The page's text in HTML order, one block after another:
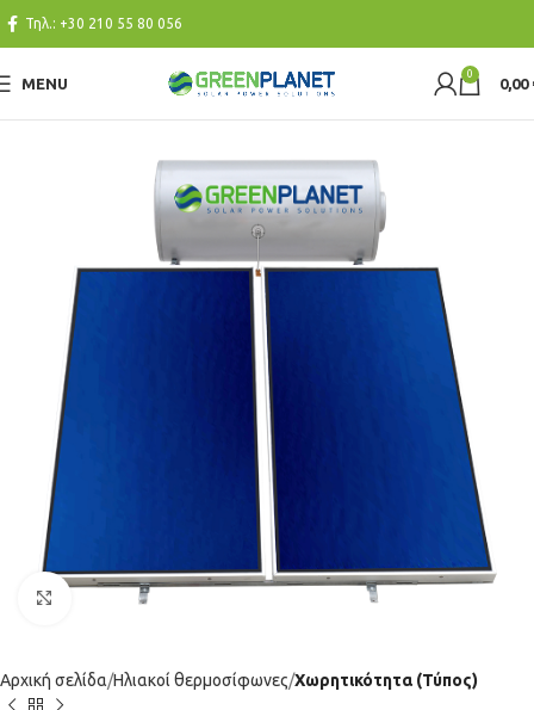
Τηλ.: +30 210 55 80 056
MENU
0
0,00
Click to enlarge
Αρχική σελίδα Ηλιακοί θερμοσίφωνες Χωρητικότητα (Τύπος)